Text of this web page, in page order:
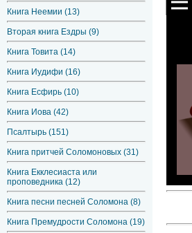
Книга Неемии (13)
Вторая книга Ездры (9)
Книга Товита (14)
Книга Иудифи (16)
Книга Есфирь (10)
Книга Иова (42)
Псалтырь (151)
Книга притчей Соломоновых (31)
Книга Екклесиаста или
проповедника (12)
Книга песни песней Соломона (8)
Книга Премудрости Соломона (19)